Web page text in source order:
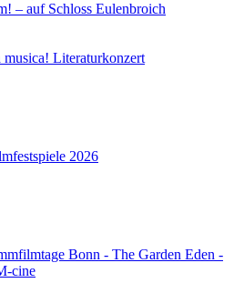
– auf Schloss Eulenbroich
Literaturkonzert
2026
Bonn - The Garden Eden -
cine